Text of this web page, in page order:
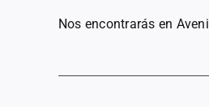
Nos encontrarás en